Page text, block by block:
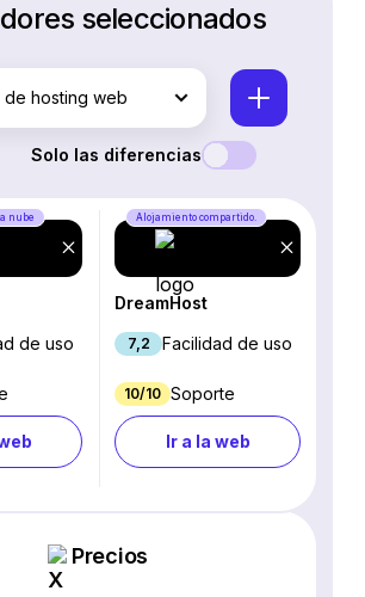
seleccionados
de hosting web
Solo las diferencias
nube
de uso
Alojamiento compartido.
DreamHost
7,2 Facilidad de uso
10/10 Soporte
Ir a la web
Precios